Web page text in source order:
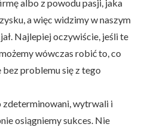
albo z powodu pasji, jaka
a więc widzimy w naszym
Najlepiej oczywiście, jeśli te
wówczas robić to, co
problemu się z tego
zdeterminowani, wytrwali i
osiągniemy sukces. Nie